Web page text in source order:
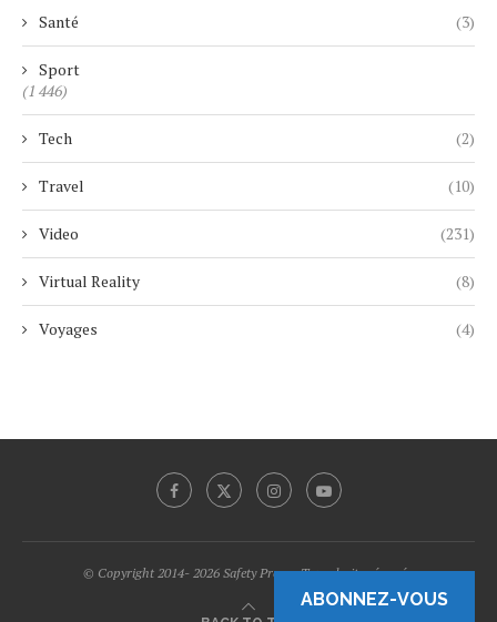
Santé (3)
Sport
(1 446)
Tech (2)
Travel (10)
Video (231)
Virtual Reality (8)
Voyages (4)
© Copyright 2014- 2026 Safety Promo Tous droits réservés.
ABONNEZ-VOUS